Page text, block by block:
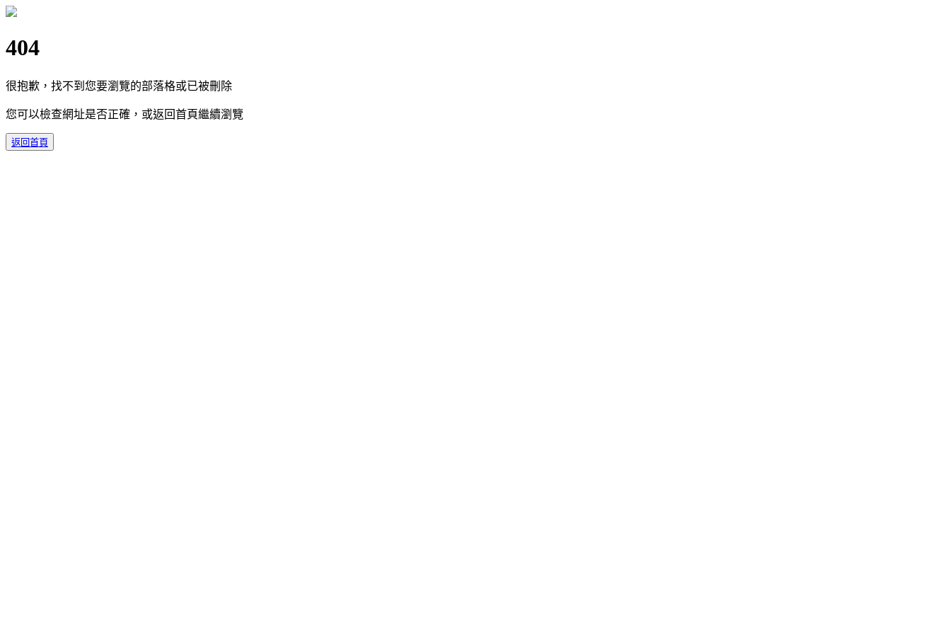
404
很抱歉，找不到您要瀏覽的部落格或已被刪除
您可以檢查網址是否正確，或返回首頁繼續瀏覽
返回首頁